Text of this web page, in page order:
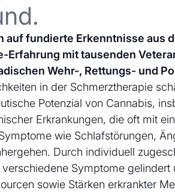
auf fundierte Erkenntnisse aus
Erfahrung mit tausenden
Wehr-, Rettungs- und
in der Schmerztherapie
Potenzial von Cannabis,
Erkrankungen, die oft mit
wie Schlafstörungen,
Durch individuell
Symptome gelindert
sowie Stärken erkrankter